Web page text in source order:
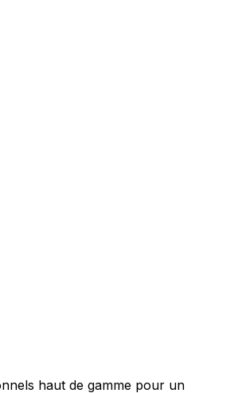
haut de gamme pour un